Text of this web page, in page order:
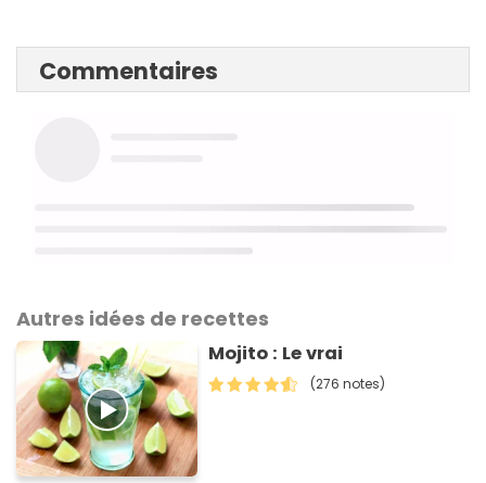
Commentaires
Autres idées de recettes
Mojito : Le vrai
(276 notes)